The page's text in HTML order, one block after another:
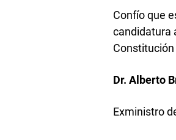
Confío que
candidatura
Dr. Alberto
Exministro